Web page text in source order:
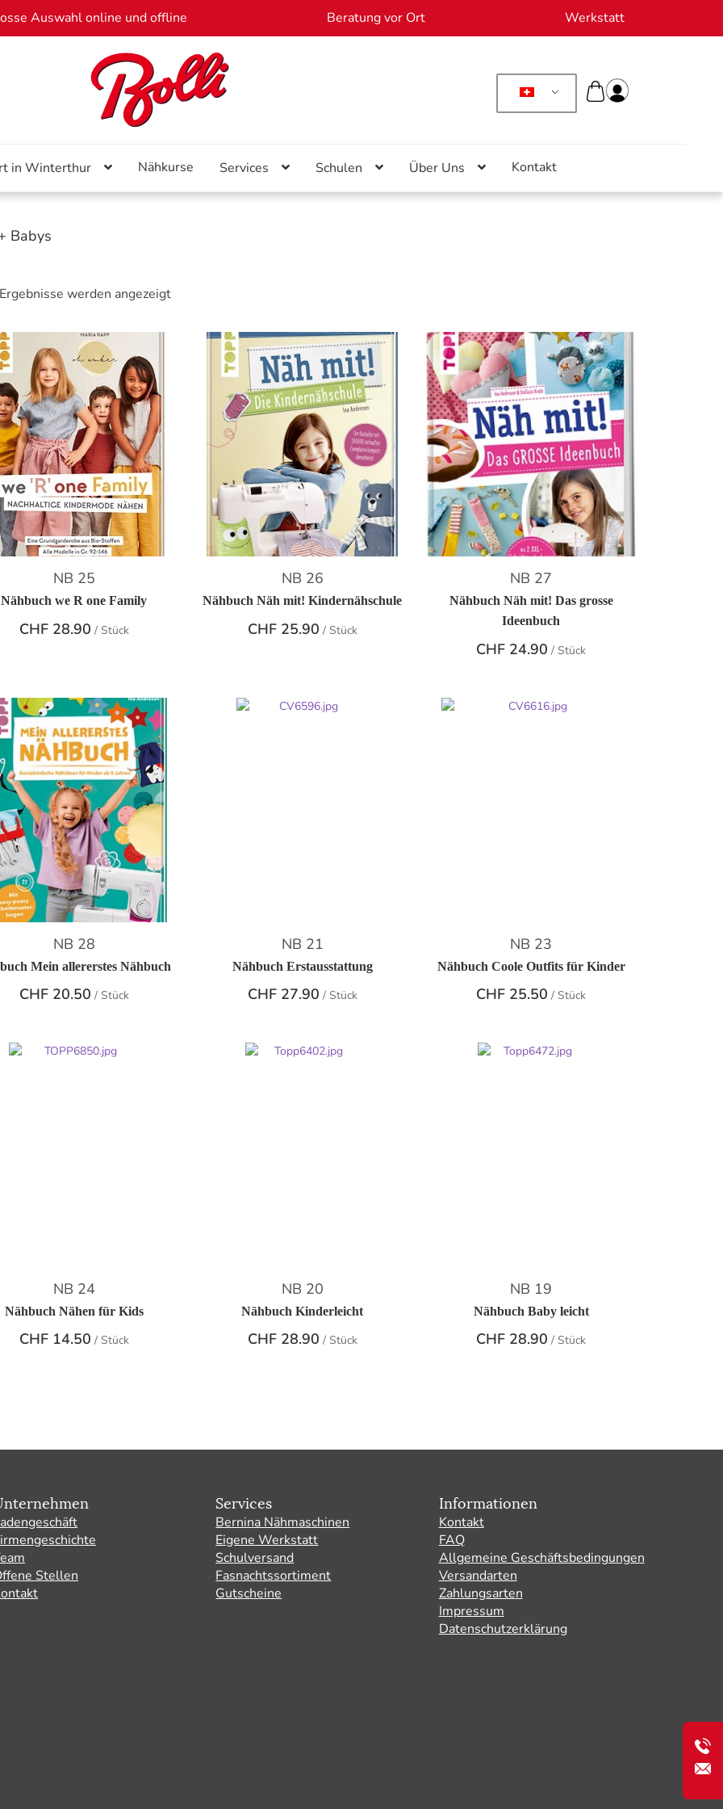
Auswahl online und offline Beratung vor Ort Werkstatt
in Winterthur Nähkurse Services Schulen Über Uns Kontakt
Babys
werden angezeigt
NB 25
Nähbuch we R one Family
CHF28.90 / Stück
NB 26
Nähbuch Näh mit! Kindernähschule
CHF25.90 / Stück
NB 27
Nähbuch Näh mit! Das grosse
Ideenbuch
CHF 24.90 / Stück
NB 28
Mein allererstes Nähbuch
CHF20.50 / Stück
NB 21
Nähbuch Erstausstattung
CHF27.90 / Stück
NB 23
Nähbuch Coole Outfits für Kinder
CHF 25.50 / Stück
NB 24
Nähbuch Nähen für Kids
CHF14.50 / Stück
NB 20
Nähbuch Kinderleicht
CHF28.90 / Stück
NB 19
Nähbuch Baby leicht
CHF 28.90 / Stück
Stellen
Services
Bernina Nähmaschinen
Eigene Werkstatt
Schulversand
Fasnachtssortiment
Gutscheine
Informationen
Kontakt
FAQ
Allgemeine Geschäftsbedingungen
Versandarten
Zahlungsarten
Impressum
Datenschutzerklärung